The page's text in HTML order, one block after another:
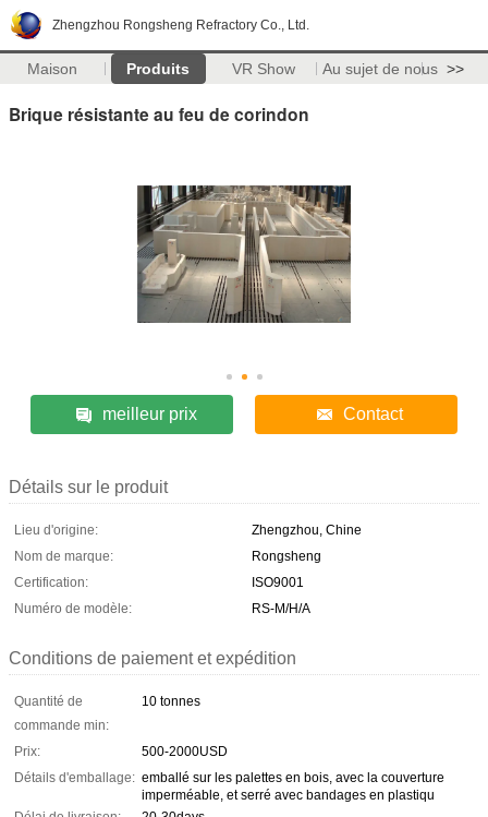
Zhengzhou Rongsheng Refractory Co., Ltd.
Maison Produits VR Show Au sujet de nous >>
Brique résistante au feu de corindon
meilleur prix Contact
Détails sur le produit
Lieu d'origine:
Zhengzhou, Chine
Nom de marque:
Rongsheng
Certification:
ISO9001
Numéro de modèle:
RS-M/H/A
Conditions de paiement et expédition
Quantité de
commande min:
10 tonnes
Prix:
500-2000USD
Détails d'emballage: emballé sur les palettes en bois, avec la couverture
imperméable, et serré avec bandages en plastiqu